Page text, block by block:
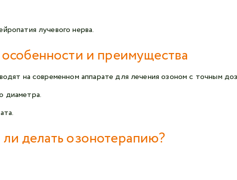
лучевого нерва.
и преимущества
на современном аппарате для лечения озоном с точным
диаметра.
делать озонотерапию?